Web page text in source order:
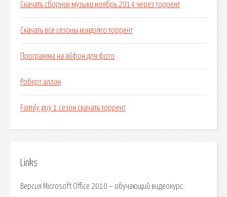
Скачать сборник музыки ноябрь 2014 через торрент
Скачать все сезоны ниндзяго торрент
Программа на айфон для фото
Роберт аллан
Family guy 1 сезон скачать торрент
Links
Версия Microsoft Office 2010 – обучающий видеокурс.